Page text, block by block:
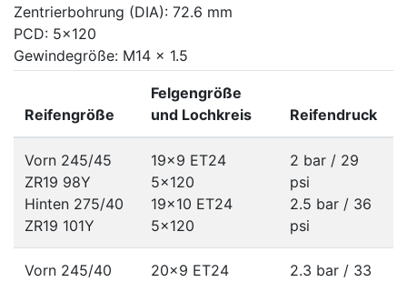
Zentrierbohrung (DIA): 72.6 mm
PCD: 5x120
Gewindegröße: M14 x 1.5
Reifengröße
Felgengröße
und Lochkreis
Reifendruck
Vorn 245/45
ZR19 98Y
Hinten 275/40
ZR19 101Y
19x9 ET24
5x120
19x10 ET24
5x120
2 bar / 29
psi
2.5 bar / 36
psi
Vorn 245/40
20x9 ET24
2.3 bar / 33